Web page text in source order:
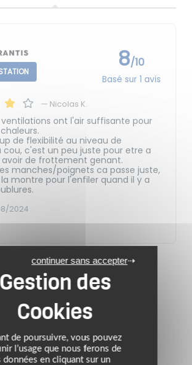
8/10
Basé sur 1 avis
— Nicolas K.
ventilations ont l'air suffisante pour
de flexibilité au niveau de
c'est un peu juste pour etre a
avoir de frottement genant.
manches/poignets ca passe juste,
montre pour l'enfiler quand il y a
2024
SÉLECTION DE PRODUITS SIMILAIRES
À DÉCOUVRIR
NEW
de poursuivre, vous pouvez
l’usage que nous ferons de
données en cliquant sur un
continuer sans accepter